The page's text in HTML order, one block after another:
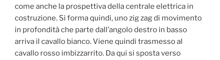
come anche la prospettiva della centrale elettrica in
costruzione. Si forma quindi, uno zig zag di movimento
in profondità che parte dall’angolo destro in basso
arriva il cavallo bianco. Viene quindi trasmesso al
cavallo rosso imbizzarrito. Da qui si sposta verso